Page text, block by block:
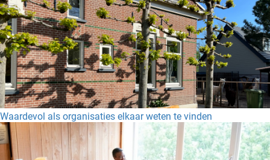
Waardevol als organisaties elkaar weten te vinden